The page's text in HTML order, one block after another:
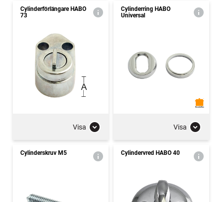
Cylinderförlängare HABO
73
Visa
Cylinderring HABO
Universal
Visa
Cylinderskruv M5 Cylindervred HABO 40